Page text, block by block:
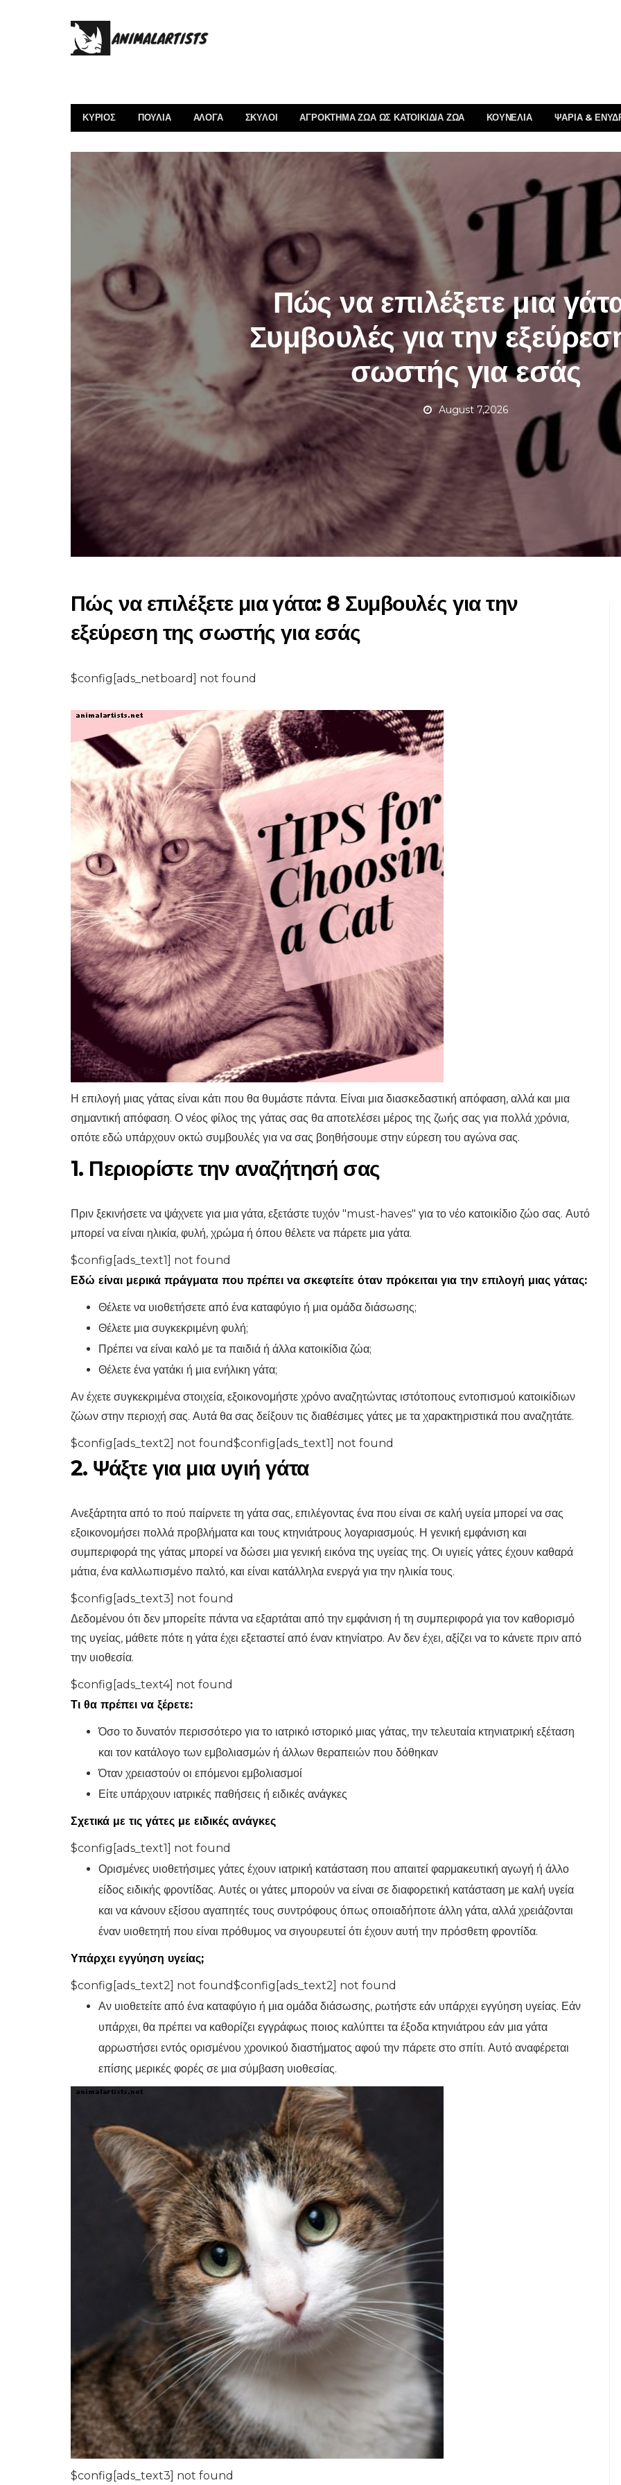
ΚΎΡΙΟΣ ΠΟΥΛΙΆ ΑΛΟΓΑ ΣΚΎΛΟΙ ΑΓΡΌΚΤΗΜΑ ΖΏΑ ΩΣ ΚΑΤΟΙΚΊΔΙΑ ΖΏΑ ΚΟΥΝΈΛΙΑ ΨΆΡΙΑ &
Πώς να επιλέξετε μια
Συμβουλές για την
σωστής για εσάς
August 7,2026
Πώς να επιλέξετε μια γάτα: 8 Συμβουλές για την
εξεύρεση της σωστής για εσάς
$config[ads_netboard] not found
Η επιλογή μιας γάτας είναι κάτι που θα θυμάστε πάντα. Είναι μια διασκεδαστική απόφαση, αλλά και μια
σημαντική απόφαση. Ο νέος φίλος της γάτας σας θα αποτελέσει μέρος της ζωής σας για πολλά χρόνια,
οπότε εδώ υπάρχουν οκτώ συμβουλές για να σας βοηθήσουμε στην εύρεση του αγώνα σας.
1. Περιορίστε την αναζήτησή σας
Πριν ξεκινήσετε να ψάχνετε για μια γάτα, εξετάστε τυχόν "must-haves" για το νέο κατοικίδιο ζώο σας. Αυτό
μπορεί να είναι ηλικία, φυλή, χρώμα ή όπου θέλετε να πάρετε μια γάτα.
$config[ads_text1] not found
Εδώ είναι μερικά πράγματα που πρέπει να σκεφτείτε όταν πρόκειται για την επιλογή μιας γάτας:
Θέλετε να υιοθετήσετε από ένα καταφύγιο ή μια ομάδα διάσωσης;
Θέλετε μια συγκεκριμένη φυλή;
Πρέπει να είναι καλό με τα παιδιά ή άλλα κατοικίδια ζώα;
Θέλετε ένα γατάκι ή μια ενήλικη γάτα;
Αν έχετε συγκεκριμένα στοιχεία, εξοικονομήστε χρόνο αναζητώντας ιστότοπους εντοπισμού κατοικίδιων
ζώων στην περιοχή σας. Αυτά θα σας δείξουν τις διαθέσιμες γάτες με τα χαρακτηριστικά που αναζητάτε.
$config[ads_text2] not found$config[ads_text1] not found
2. Ψάξτε για μια υγιή γάτα
Ανεξάρτητα από το πού παίρνετε τη γάτα σας, επιλέγοντας ένα που είναι σε καλή υγεία μπορεί να σας
εξοικονομήσει πολλά προβλήματα και τους κτηνιάτρους λογαριασμούς. Η γενική εμφάνιση και
συμπεριφορά της γάτας μπορεί να δώσει μια γενική εικόνα της υγείας της. Οι υγιείς γάτες έχουν καθαρά
μάτια, ένα καλλωπισμένο παλτό, και είναι κατάλληλα ενεργά για την ηλικία τους.
$config[ads_text3] not found
Δεδομένου ότι δεν μπορείτε πάντα να εξαρτάται από την εμφάνιση ή τη συμπεριφορά για τον καθορισμό
της υγείας, μάθετε πότε η γάτα έχει εξεταστεί από έναν κτηνίατρο. Αν δεν έχει, αξίζει να το κάνετε πριν από
την υιοθεσία.
$config[ads_text4] not found
Τι θα πρέπει να ξέρετε:
Όσο το δυνατόν περισσότερο για το ιατρικό ιστορικό μιας γάτας, την τελευταία κτηνιατρική εξέταση
και τον κατάλογο των εμβολιασμών ή άλλων θεραπειών που δόθηκαν
Όταν χρειαστούν οι επόμενοι εμβολιασμοί
Είτε υπάρχουν ιατρικές παθήσεις ή ειδικές ανάγκες
Σχετικά με τις γάτες με ειδικές ανάγκες
$config[ads_text1] not found
Ορισμένες υιοθετήσιμες γάτες έχουν ιατρική κατάσταση που απαιτεί φαρμακευτική αγωγή ή άλλο
είδος ειδικής φροντίδας. Αυτές οι γάτες μπορούν να είναι σε διαφορετική κατάσταση με καλή υγεία
και να κάνουν εξίσου αγαπητές τους συντρόφους όπως οποιαδήποτε άλλη γάτα, αλλά χρειάζονται
έναν υιοθετητή που είναι πρόθυμος να σιγουρευτεί ότι έχουν αυτή την πρόσθετη φροντίδα.
Υπάρχει εγγύηση υγείας;
$config[ads_text2] not found$config[ads_text2] not found
Αν υιοθετείτε από ένα καταφύγιο ή μια ομάδα διάσωσης, ρωτήστε εάν υπάρχει εγγύηση υγείας. Εάν
υπάρχει, θα πρέπει να καθορίζει εγγράφως ποιος καλύπτει τα έξοδα κτηνιάτρου εάν μια γάτα
αρρωστήσει εντός ορισμένου χρονικού διαστήματος αφού την πάρετε στο σπίτι. Αυτό αναφέρεται
επίσης μερικές φορές σε μια σύμβαση υιοθεσίας.
$config[ads_text3] not found
10 εύκολα παιχνίδια
γάτα μπορείτε να κάνετε
χρησιμοποιώντας Stuff
γύρω από το σπίτι
7,2026
ΓΆΤΕΣ
Πώς να επιλέξετε μια
γάτα που θα σκοτώσει
7,2026